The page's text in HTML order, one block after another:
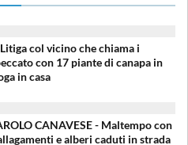
col vicino che chiama i
con 17 piante di canapa in
in casa
CANAVESE - Maltempo con
e alberi caduti in strada